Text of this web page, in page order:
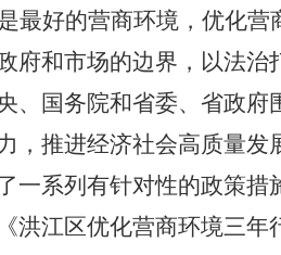
最好的营商环境，优化
府和市场的边界，以法
、国务院和省委、省政府
，推进经济社会高质量发
一系列有针对性的政策
洪江区优化营商环境三年